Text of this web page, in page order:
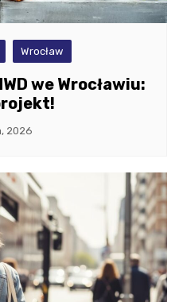
Wrocław
we Wrocławiu:
2026